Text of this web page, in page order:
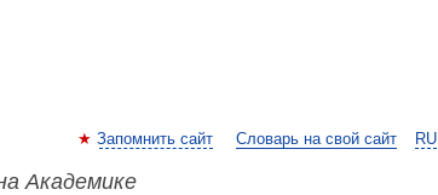
RU
Запомнить сайт Словарь на свой сайт
Академике